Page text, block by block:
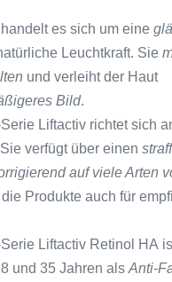
es sich um eine
Leuchtkraft. Sie
und verleiht der Haut
Bild.
Liftactiv richtet sich
verfügt über einen
auf viele Arten
Produkte auch für
Liftactiv Retinol HA
und 35 Jahren als Anti-